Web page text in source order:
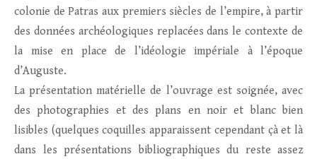
colonie de Patras aux premiers siècles de l’empire, à partir
des données archéologiques replacées dans le contexte de
la mise en place de l’idéologie impériale à l’époque
d’Auguste.
La présentation matérielle de l’ouvrage est soignée, avec
des photographies et des plans en noir et blanc bien
lisibles (quelques coquilles apparaissent cependant çà et là
dans les présentations bibliographiques du reste assez